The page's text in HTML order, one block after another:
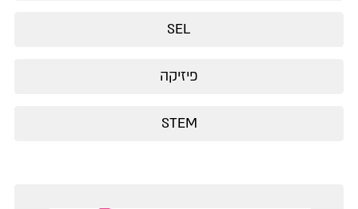
SEL
פיזיקה
STEM